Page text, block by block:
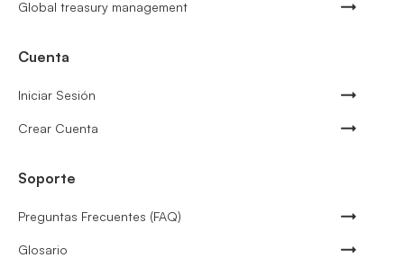
Global treasury management
Cuenta
Iniciar Sesión
Crear Cuenta
Soporte
Preguntas Frecuentes (FAQ)
Glosario